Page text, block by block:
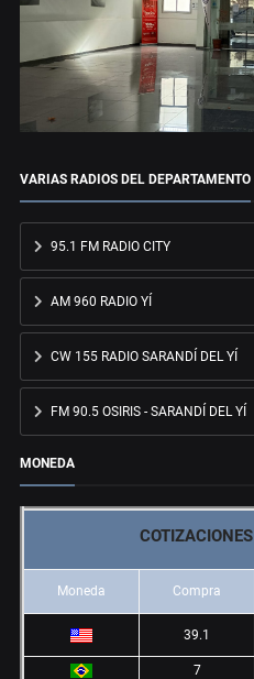
VARIAS RADIOS DEL DEPARTAMENTO
95.1 FM RADIO CITY
AM 960 RADIO YÍ
CW 155 RADIO SARANDÍ DEL YÍ
FM 90.5 OSIRIS - SARANDÍ DEL YÍ
MONEDA
COTIZACIONES
Moneda Compra
39.1
7